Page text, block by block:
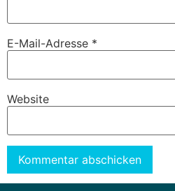
E-Mail-Adresse *
Website